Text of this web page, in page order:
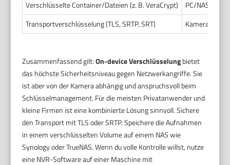
Verschlüsselte Container/Dateien (z. B. VeraCrypt)
PC/NAS mit
Transportverschlüsselung (TLS, SRTP, SRT)
Kamera und
Zusammenfassend gilt:On-device Verschlüsselungbietet
das höchste Sicherheitsniveau gegen Netzwerkangriffe. Sie
ist aber von der Kamera abhängig und anspruchsvoll beim
Schlüsselmanagement. Für die meisten Privatanwender und
kleine Firmen ist eine kombinierte Lösung sinnvoll. Sichere
den Transport mit TLS oder SRTP. Speichere die Aufnahmen
in einem verschlüsselten Volume auf einem NAS wie
Synology oder TrueNAS. Wenn du volle Kontrolle willst, nutze
eine NVR-Software auf einer Maschine mit